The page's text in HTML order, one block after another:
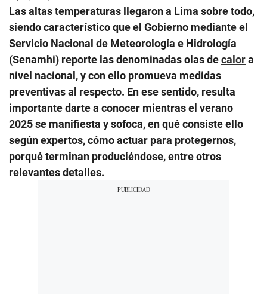
Las altas temperaturas llegaron a Lima sobre todo,
siendo característico que el Gobierno mediante el
Servicio Nacional de Meteorología e Hidrología
(Senamhi) reporte las denominadas olas decalora
nivel nacional, y con ello promueva medidas
preventivas al respecto. En ese sentido, resulta
importante darte a conocer mientras el verano
2025 se manifiesta y sofoca, en qué consiste ello
según expertos, cómo actuar para protegernos,
porqué terminan produciéndose, entre otros
relevantes detalles.